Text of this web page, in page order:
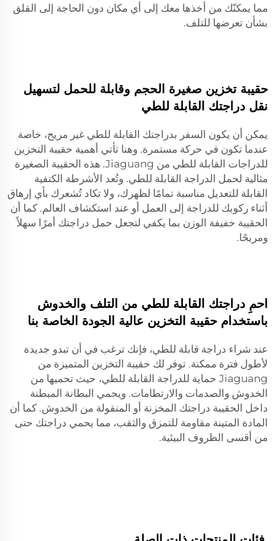
مما يمكنّك من أخذها معك إلى أي مكان دون الحاجة إلى القلق
بشأن تعرضها للتلف.
حقيبة تخزين صغيرة الحجم وقابلة للحمل لتسهيل
نقل دراجتك القابلة للطي
يمكن أن يكون السفر بدراجتك القابلة للطي غير مريح، خاصة
عندما تكون في حركة مستمرة. وهنا تأتي أهمية حقيبة التخزين
للدراجات القابلة للطي من Jiaguang. هذه الحقيبة الصغيرة
مثالية لحمل الدراجة القابلة للطي. وتُعد الأشرطة الكتفية
القابلة للتعديل مناسبة تمامًا لظهرك، ولا تكاد تُشعرك بأي إرهاق
أثناء ركوبك للدراجة إلى العمل أو عند استكشاف العالم. كما أن
الحقيبة خفيفة الوزن بما يكفي لتجعل حمل دراجتك أمرًا سهلاً
ومريحًا.
احمِ دراجتك القابلة للطي من التلف والخدوش
باستخدام حقيبة التخزين عالية الجودة الخاصة بنا
عند شراء دراجة قابلة للطي، فإنك ترغب في أن تبدو جديدة
لأطول فترة ممكنة. توفر لك حقيبة التخزين المتميزة من
Jiaguang حماية للدراجة القابلة للطي، حيث تحميها من
الخدوش والصدمات والارتطامات. ويحمي البطانة المبطنة
داخل الحقيبة دراجتك المخزنة أو المنقولة من الخدوش. كما أن
المادة المتينة مقاومة للتمزق والثقب، مما يحمي دراجتك حتى
من أقسى الظروف البيئية.